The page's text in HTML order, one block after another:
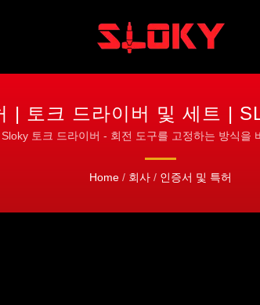
| 토크 드라이버 및 세트 |
토크 드라이버 - 회전 도구를 고정하는 방식을
Home / 회사 / 인증서 및 특허